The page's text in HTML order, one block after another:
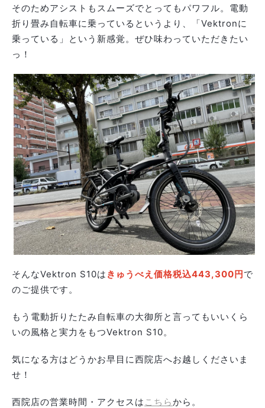
そのためアシストもスムーズでとってもパワフル。電動
折り畳み自転車に乗っているというより、「Vektronに
乗っている」という新感覚。ぜひ味わっていただきたい
っ！
そんなVektron S10は きゅうべえ価格税込443,300円で
のご提供です。
もう電動折りたたみ自転車の大御所と言ってもいいくら
いの風格と実力をもつVektron S10。
気になる方はどうかお早目に西院店へお越しくださいま
せ！
西院店の営業時間・アクセスは こちらから。